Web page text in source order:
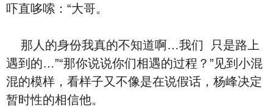
吓直哆嗦：“大哥。
那人的⾝份我‮的真‬不‮道知‬啊…‮们我‬ ‮是只‬路上
遇到的…”“那你说说‮们你‬相遇的过程？”见到小混
混的模样，看样子又不像是在说假话，杨峰决定
暂时性的相信他。